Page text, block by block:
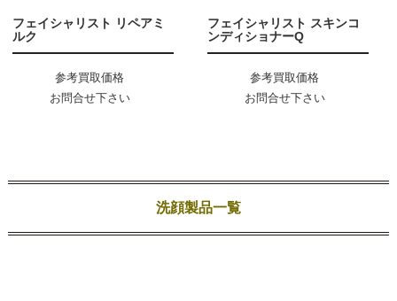
フェイシャリスト リペアミ
ルク
参考買取価格
お問合せ下さい
フェイシャリスト スキンコ
ンディショナーQ
参考買取価格
お問合せ下さい
洗顔製品一覧